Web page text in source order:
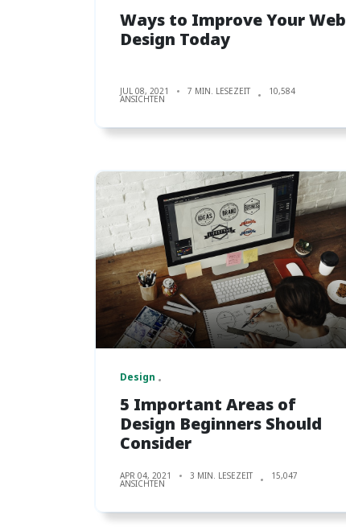
Ways to Improve Your Web
Design Today
JUL 08, 2021 7 MIN. LESEZEIT 10,584
ANSICHTEN
Design
5 Important Areas of
Design Beginners Should
Consider
APR 04, 2021 3 MIN. LESEZEIT 15,047
ANSICHTEN